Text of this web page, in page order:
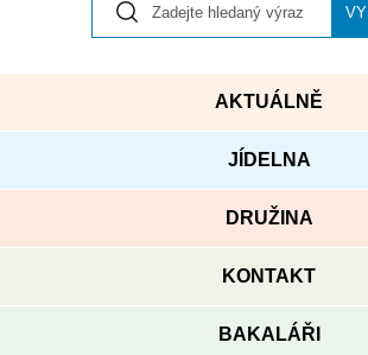
AKTUÁLNĚ
JÍDELNA
DRUŽINA
KONTAKT
BAKALÁŘI